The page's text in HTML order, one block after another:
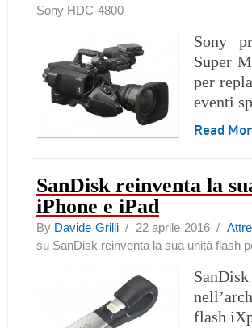
Sony HDC-4800
Sony
Super
per
eventi
Read
SanDisk reinventa la
iPhone e iPad
By Davide Grilli/ 22 aprile 2016 /
su SanDisk reinventa la sua unità flash
flash